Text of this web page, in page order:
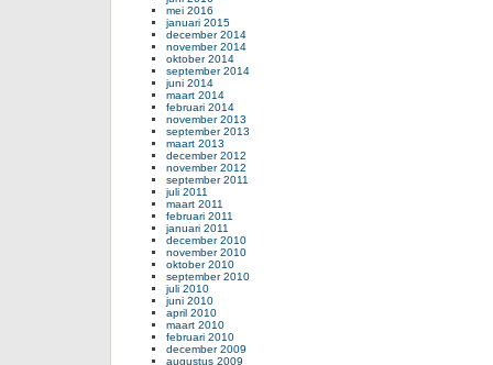
mei 2016
januari 2015
december 2014
november 2014
oktober 2014
september 2014
juni 2014
maart 2014
februari 2014
november 2013
september 2013
maart 2013
december 2012
november 2012
september 2011
juli 2011
maart 2011
februari 2011
januari 2011
december 2010
november 2010
oktober 2010
september 2010
juli 2010
juni 2010
april 2010
maart 2010
februari 2010
december 2009
augustus 2009